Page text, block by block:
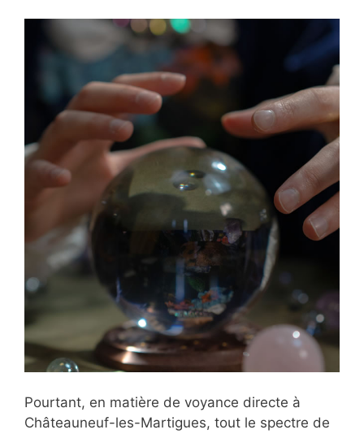
Pourtant, en matière de voyance directe à
Châteauneuf-les-Martigues, tout le spectre de